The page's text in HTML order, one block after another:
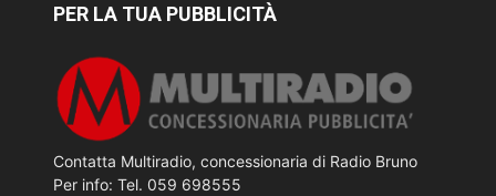
PER LA TUA PUBBLICITÀ
Contatta Multiradio, concessionaria di Radio Bruno
Per info: Tel. 059 698555